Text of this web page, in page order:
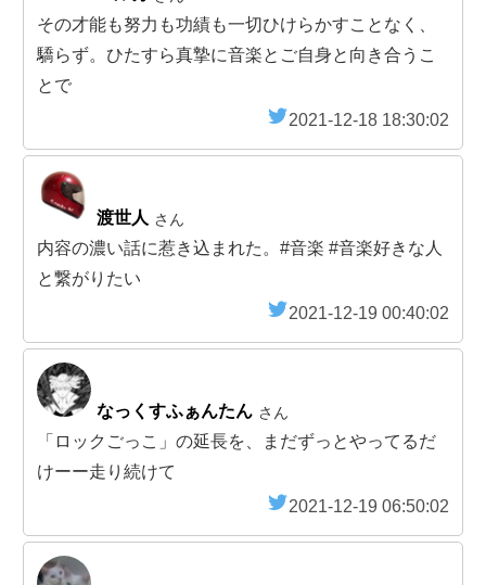
その才能も努力も功績も一切ひけらかすことなく、
驕らず。ひたすら真摯に音楽とご自身と向き合うこ
とで
2021-12-18 18:30:02
渡世人 さん
内容の濃い話に惹き込まれた。#音楽 #音楽好きな人
と繋がりたい
2021-12-19 00:40:02
なっくすふぁんたん さん
「ロックごっこ」の延長を、まだずっとやってるだ
けーー走り続けて
2021-12-19 06:50:02